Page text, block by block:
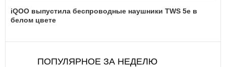
iQOO выпустила беспроводные наушники TWS 5e в
белом цвете
ПОПУЛЯРНОЕ ЗА НЕДЕЛЮ